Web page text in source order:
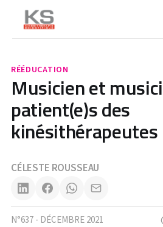
RÉÉDUCATION
Musicien et
patient(e)s des
kinésithérapeutes
CÉLESTE ROUSSEAU
N°637 - DÉCEMBRE 2021